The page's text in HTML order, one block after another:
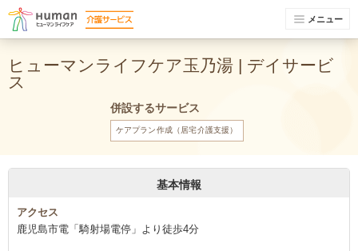
メニュー
ヒューマンライフケア玉乃湯 | デイサービ
ス
併設するサービス
ケアプラン作成（居宅介護支援）
基本情報
アクセス
鹿児島市電「騎射場電停」より徒歩4分